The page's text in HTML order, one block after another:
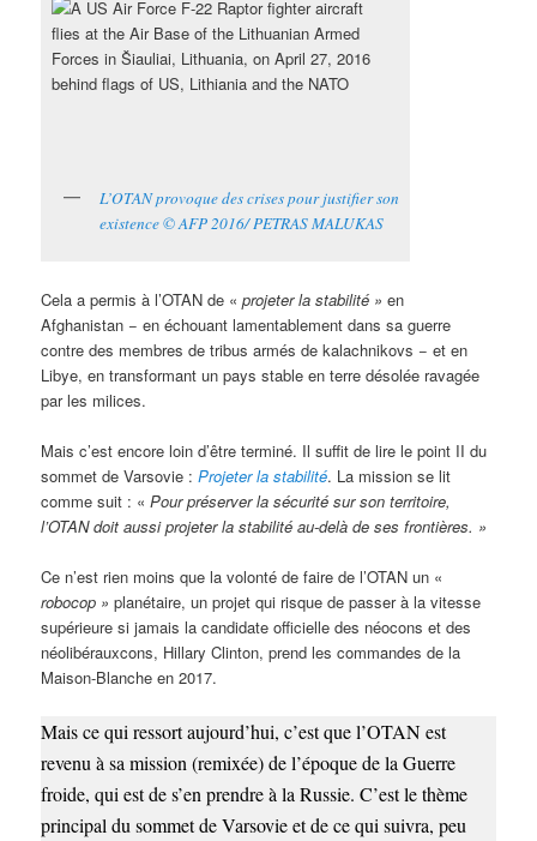
L’OTAN provoque des crises pour justifier son
existence © AFP 2016/ PETRAS MALUKAS
Cela a permis à l’OTAN de «projeter la stabilité » en
Afghanistan − en échouant lamentablement dans sa guerre
contre des membres de tribus armés de kalachnikovs − et en
Libye, en transformant un pays stable en terre désolée ravagée
par les milices.
Mais c’est encore loin d’être terminé. Il suffit de lire le point II du
sommet de Varsovie :Projeter la stabilité. La mission se lit
comme suit : «Pour préserver la sécurité sur son territoire,
l’OTAN doit aussi projeter la stabilité au‑delà de ses frontières. »
Ce n’est rien moins que la volonté de faire de l’OTAN un «
robocop » planétaire, un projet qui risque de passer à la vitesse
supérieure si jamais la candidate officielle des néocons et des
néolibérauxcons, Hillary Clinton, prend les commandes de la
Maison-Blanche en 2017.
Mais ce qui ressort aujourd’hui, c’est que l’OTAN est
revenu à sa mission (remixée) de l’époque de la Guerre
froide, qui est de s’en prendre à la Russie. C’est le thème
principal du sommet de Varsovie et de ce qui suivra, peu